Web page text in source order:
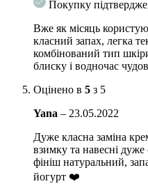
Молочна кислотакрім
цього зміцнюється
розгладжуються, колір
Комплекс амінокислот
відновлює пошкоджені
пружною.
Спосіб застосування
:
тонізації. Нанесіть невелику
пальців дбайливо розподіліть
Покупку
Вже як місяць
класний запах, легка
комбінований тип
блиску і водночас
Оцінено в 5 з 5
Yana – 23.05.2022
Дуже класна заміна
взимку та навесні
фініш натуральний,
йогурт ❤️